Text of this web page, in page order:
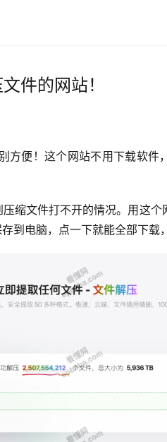
件的网站！
方便！这个网站不用下载软件
缩文件打不开的情况。用这
到电脑，点一下就能全部下载